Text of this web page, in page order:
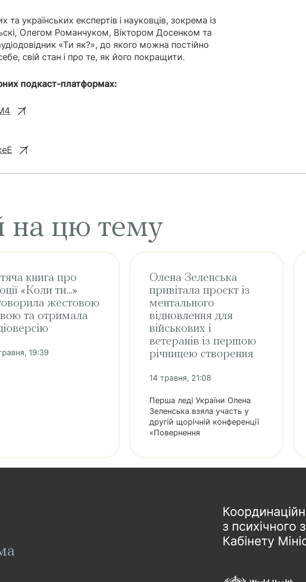
українських експертів і науковців, зокрема із
Олегом Романчуком, Віктором Досенком та
«Ти як?», до якого можна постійно
свій стан і про те, як його покращити.
подкаст-платформах:
на цю тему
книга про
«Коли ти...»
жестовою
та отримала
19:39
Олена Зеленська
привітала проєкт із
ментального
відновлення для
військових і
ветеранів із першою
річницею створення
14 травня, 21:08
Перша леді України Олена
Зеленська взяла участь у
другій щорічній конференції
«Повернення